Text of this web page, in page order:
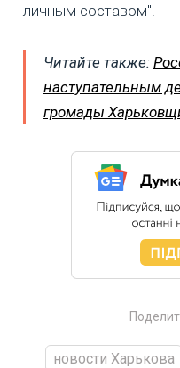
личным составом".
Читайте также:
наступательным
громады
новости Харькова